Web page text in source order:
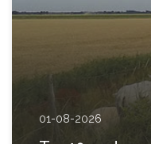
01-08-2026